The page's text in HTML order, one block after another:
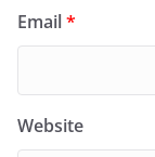
Email*
Website